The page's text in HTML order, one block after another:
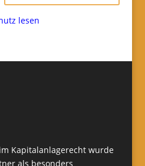
lesen
Kapitalanlagerecht wurde
als besonders